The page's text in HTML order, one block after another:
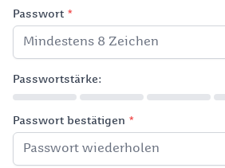
Passwort *
Passwortstärke:
Passwort bestätigen *